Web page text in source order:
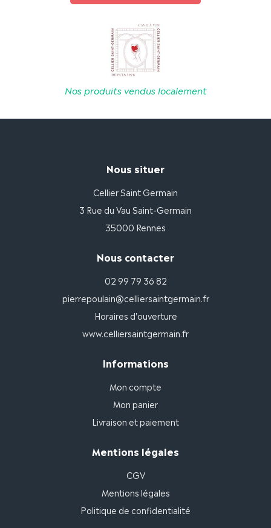
Nos produits vendus localement
Nous situer
Cellier Saint Germain
3 Rue du Vau Saint-Germain
35000 Rennes
Nous contacter
02 99 79 36 82
pierrepoulain@celliersaintgermain.fr
Horaires d'ouverture
www.celliersaintgermain.fr
Informations
Mon compte
Mon panier
Livraison et paiement
Mentions légales
CGV
Mentions légales
Politique de confidentialité